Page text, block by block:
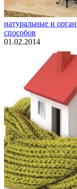
натуральные и
способов
01.02.2014